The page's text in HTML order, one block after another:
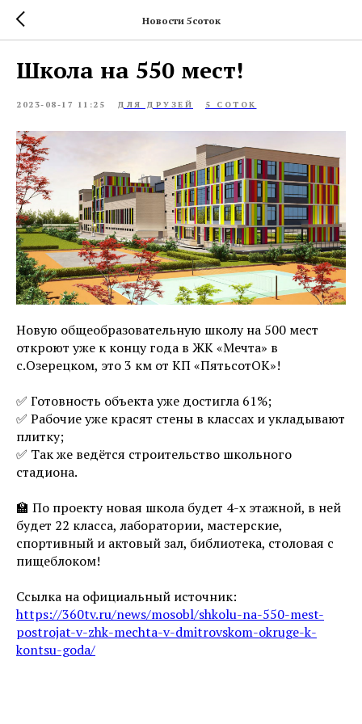
Новости 5соток
Школа на 550 мест!
2023-08-17 11:25 ДЛЯ ДРУЗЕЙ 5 СОТОК
Новую общеобразовательную школу на 500 мест
откроют уже к концу года в ЖК «Мечта» в
с.Озерецком, это 3 км от КП «ПятьсотОК»!
✅ Готовность объекта уже достигла 61%;
✅ Рабочие уже красят стены в классах и укладывают
плитку;
✅ Так же ведётся строительство школьного
стадиона.
🏫 По проекту новая школа будет 4-х этажной, в ней
будет 22 класса, лаборатории, мастерские,
спортивный и актовый зал, библиотека, столовая с
пищеблоком!
Ссылка на официальный источник:
https://360tv.ru/news/mosobl/shkolu-na-550-mest-
postrojat-v-zhk-mechta-v-dmitrovskom-okruge-k-
kontsu-goda/